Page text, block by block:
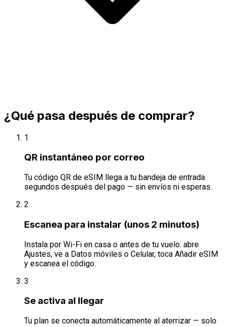
¿Qué pasa después de comprar?
1
QR instantáneo por correo
Tu código QR de eSIM llega a tu bandeja de entrada
segundos después del pago — sin envíos ni esperas.
2
Escanea para instalar (unos 2 minutos)
Instala por Wi-Fi en casa o antes de tu vuelo: abre
Ajustes, ve a Datos móviles o Celular, toca Añadir eSIM
y escanea el código.
3
Se activa al llegar
Tu plan se conecta automáticamente al aterrizar — solo